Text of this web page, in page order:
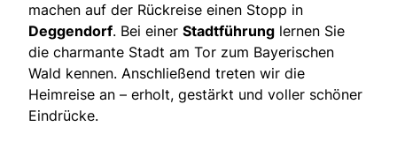
machen auf der Rückreise einen Stopp in
Deggendorf. Bei einer Stadtführung lernen Sie
die charmante Stadt am Tor zum Bayerischen
Wald kennen. Anschließend treten wir die
Heimreise an – erholt, gestärkt und voller schöner
Eindrücke.